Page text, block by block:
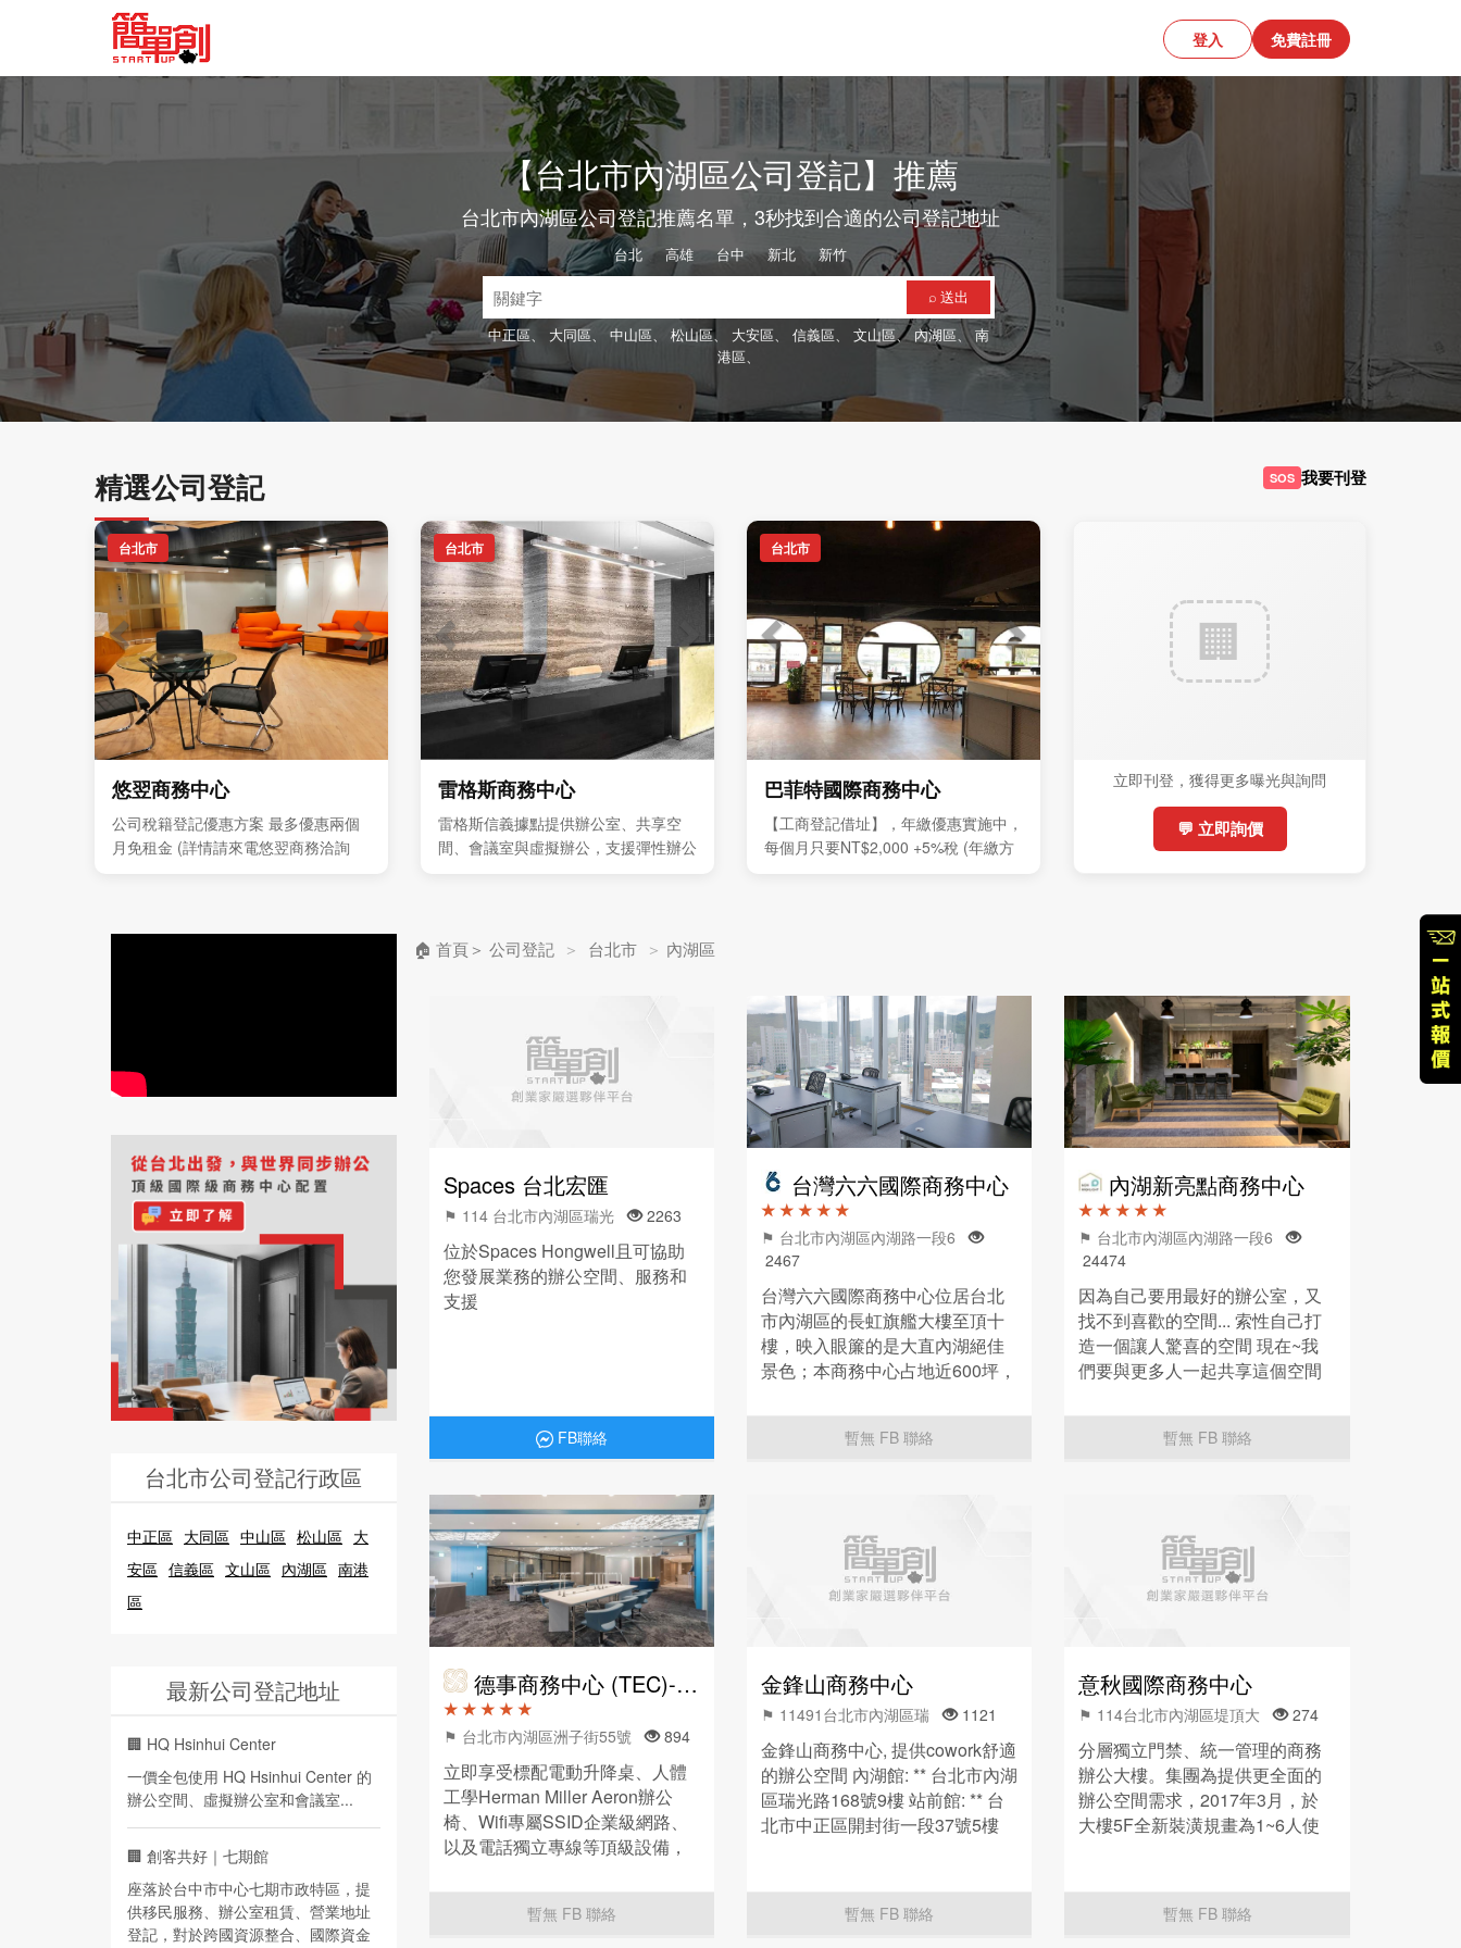
登入 免費註冊
【台北市內湖區公司登記】推薦
台北市內湖區公司登記推薦名單，3秒找到合適的公司登記地址
台北 、高雄 、台中、新北 、新竹
⌕ 送出
中正區、 大同區、 中山區、 松山區、 大安區、 信義區、 文山區、 內湖區、 南
港區、
精選公司登記 SOS 我要刊登
台北市
悠翌商務中心
公司稅籍登記優惠方案 最多優惠兩個
月免租金 (詳情請來電悠翌商務洽詢
台北市
雷格斯商務中心
雷格斯信義據點提供辦公室、共享空
間、會議室與虛擬辦公，支援彈性辦公
台北市
巴菲特國際商務中心
【工商登記借址】，年繳優惠實施中，
每個月只要NT$2,000 +5%稅 (年繳方
立即刊登，獲得更多曝光與詢問
💬 立即詢價
台北市公司登記行政區
中正區 大同區 中山區 松山區 大
安區 信義區 文山區 內湖區 南港
區
最新公司登記地址
🏢 HQ Hsinhui Center
一價全包使用 HQ Hsinhui Center 的
辦公空間、虛擬辦公室和會議室...
🏢 創客共好｜七期館
座落於台中市中心七期市政特區，提
供移民服務、辦公室租賃、營業地址
登記，對於跨國資源整合、國際資金
🏠 首頁＞ 公司登記 ＞ 台北市 ＞ 內湖區
Spaces 台北宏匯
⚑ 114 台北市內湖區瑞光 2263
位於Spaces Hongwell且可協助
您發展業務的辦公空間、服務和
支援
FB聯絡
台灣六六國際商務中心
★ ★ ★ ★ ★
⚑ 台北市內湖區內湖路一段6
2467
台灣六六國際商務中心位居台北
市內湖區的長虹旗艦大樓至頂十
樓，映入眼簾的是大直內湖絕佳
景色；本商務中心占地近600坪，
室及會議室空間。提供完善辦公
設備及專業的秘書服務。
暫無 FB 聯絡
內湖新亮點商務中心
★ ★ ★ ★ ★
⚑ 台北市內湖區內湖路一段6
24474
因為自己要用最好的辦公室，又
找不到喜歡的空間... 索性自己打
造一個讓人驚喜的空間 現在~我
們要與更多人一起共享這個空間
暫無 FB 聯絡
德事商務中心 (TEC)- 內湖新世紀
★ ★ ★ ★ ★
⚑ 台北市內湖區洲子街55號 894
立即享受標配電動升降桌、人體
工學Herman Miller Aeron辦公
椅、Wifi專屬SSID企業級網路、
以及電話獨立專線等頂級設備，
暫無 FB 聯絡
金鋒山商務中心
⚑ 11491台北市內湖區瑞 1121
金鋒山商務中心, 提供cowork舒適
的辦公空間 內湖館: ** 台北市內湖
區瑞光路168號9樓 站前館: ** 台
北市中正區開封街一段37號5樓
暫無 FB 聯絡
意秋國際商務中心
⚑ 114台北市內湖區堤頂大 274
分層獨立門禁、統一管理的商務
辦公大樓。集團為提供更全面的
辦公空間需求，2017年3月，於
大樓5F全新裝潢規畫為1~6人使
辦公空間。
暫無 FB 聯絡